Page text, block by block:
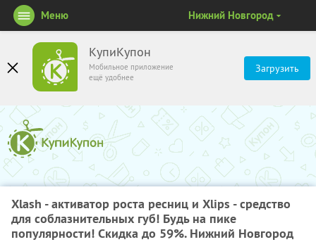
КупиКупон
Мобильное приложение
ещё удобнее
Загрузить
Меню Нижний Новгород
Xlash - активатор роста ресниц и Xlips - средство
для соблазнительных губ! Будь на пике
популярности! Скидка до 59%. Нижний Новгород